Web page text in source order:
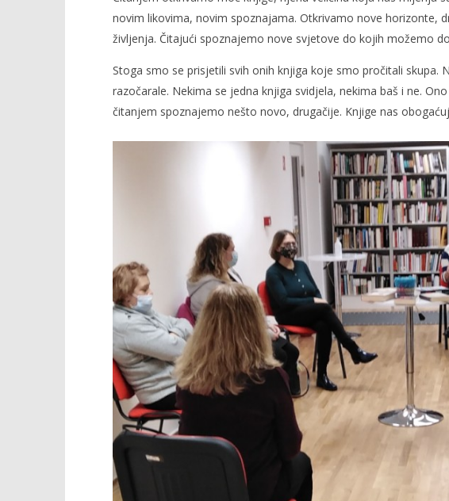
novim likovima, novim spoznajama. Otkrivamo nove horizonte,
življenja. Čitajući spoznajemo nove svjetove do kojih možemo
Stoga smo se prisjetili svih onih knjiga koje smo pročitali skupa.
razočarale. Nekima se jedna knjiga svidjela, nekima baš i ne.
čitanjem spoznajemo nešto novo, drugačije. Knjige nas